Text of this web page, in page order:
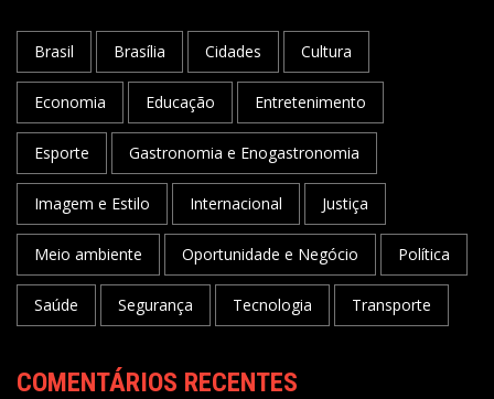
Brasil Brasília Cidades Cultura
Economia Educação Entretenimento
Esporte Gastronomia e Enogastronomia
Imagem e Estilo Internacional Justiça
Meio ambiente Oportunidade e Negócio Política
Saúde Segurança Tecnologia Transporte
COMENTÁRIOS RECENTES